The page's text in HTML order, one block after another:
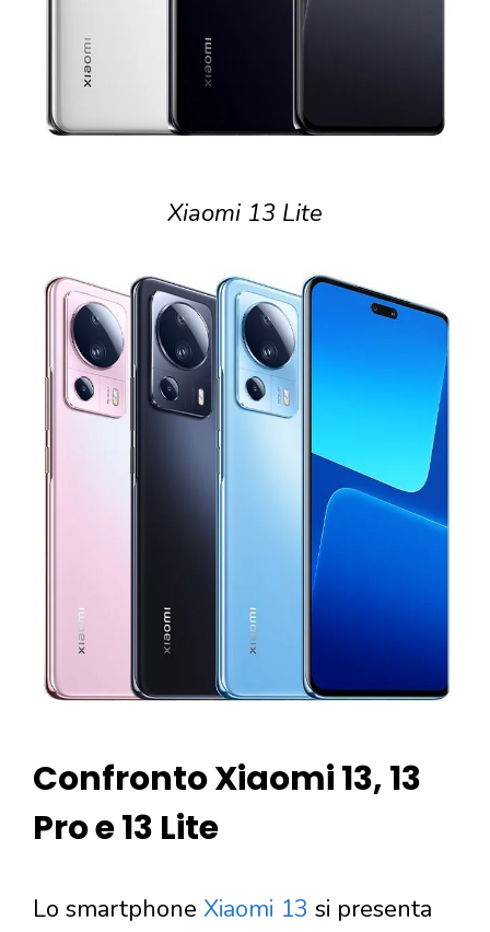
Xiaomi 13 Lite
Confronto Xiaomi 13, 13
Pro e 13 Lite
Lo smartphone Xiaomi 13 si presenta